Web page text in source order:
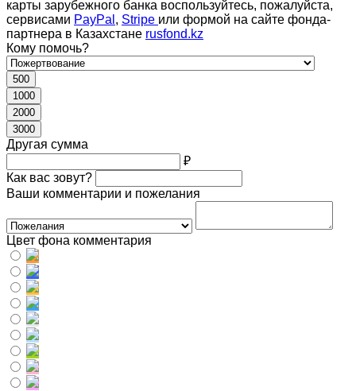
карты зарубежного банка воспользуйтесь, пожалуйста,
сервисами PayPal , Stripe или формой на сайте фонда-
партнера в Казахстане rusfond.kz
Кому помочь?
500
1000
2000
3000
Другая сумма
₽
Как вас зовут?
Ваши комментарии и пожелания
Цвет фона комментария